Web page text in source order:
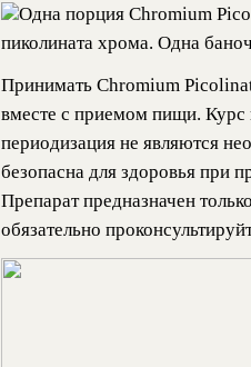
Одна порция Chromium
пиколината хрома. Одна
Принимать Chromium
вместе с приемом пищи. Курс
периодизация не являются
безопасна для здоровья при
Препарат предназначен
обязательно